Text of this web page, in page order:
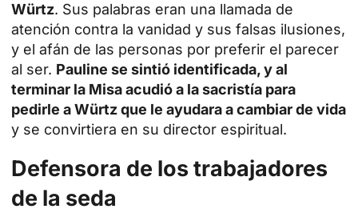
Würtz. Sus palabras eran una llamada de
atención contra la vanidad y sus falsas ilusiones,
y el afán de las personas por preferir el parecer
al ser. Pauline se sintió identificada, y al
terminar la Misa acudió a la sacristía para
pedirle a Würtz que le ayudara a cambiar de vida
y se convirtiera en su director espiritual.
Defensora de los trabajadores
de la seda